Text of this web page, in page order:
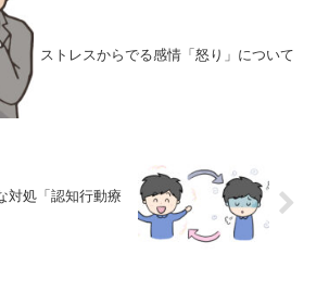
ストレスからでる感情「怒り」について
対処「認知行動療